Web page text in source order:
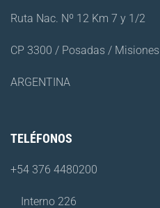
Ruta Nac. Nº 12 Km 7 y 1/2
CP 3300 / Posadas / Misiones
ARGENTINA
TELÉFONOS
+54 376 4480200
Interno 226